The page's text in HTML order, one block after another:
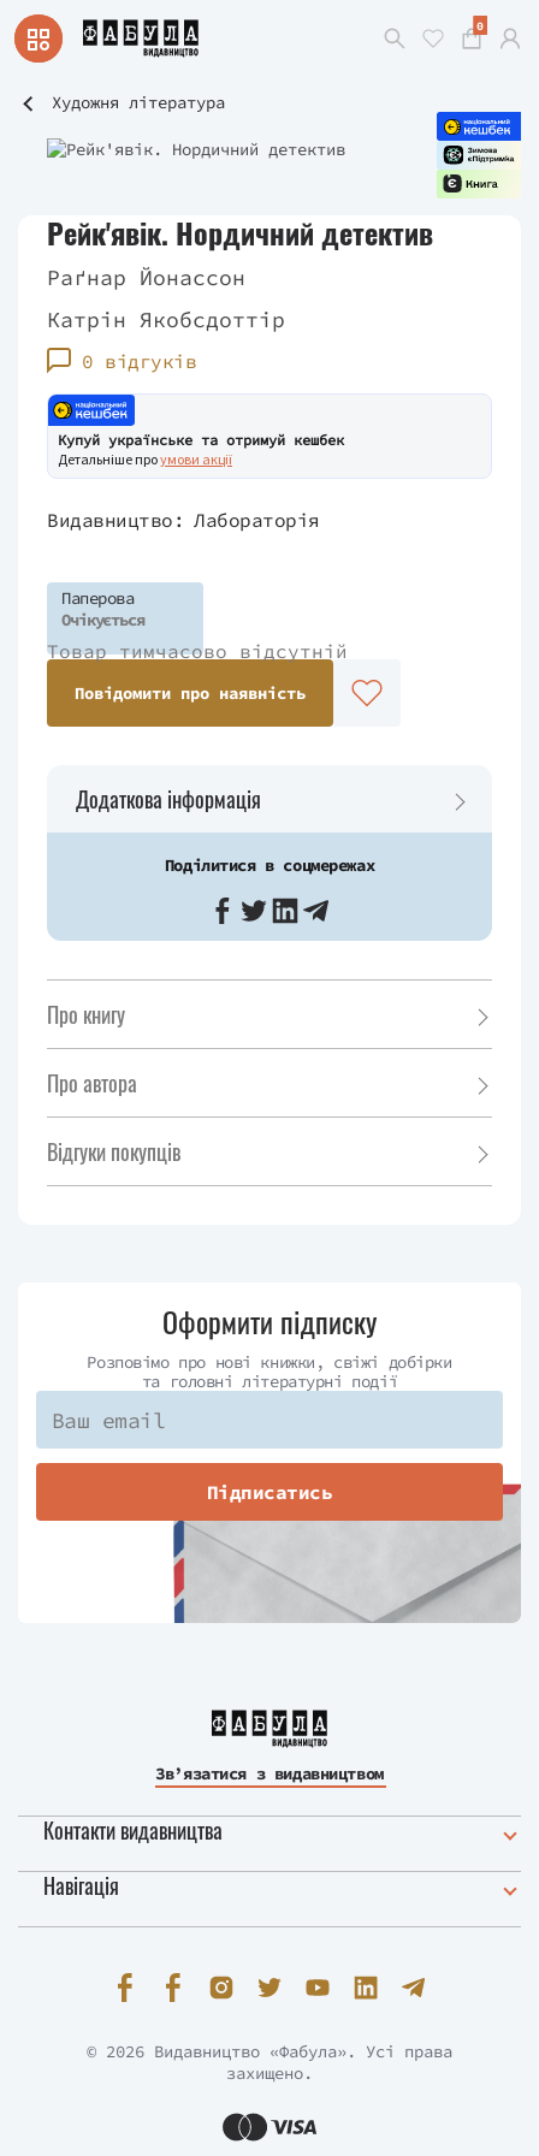
0
Художня література
Рейк'явік. Нордичний детектив
Раґнар Йонассон
Катрін Якобсдоттір
0 відгуків
Купуй українське та отримуй кешбек
Детальніше проумови акції
Видавництво: Лабораторія
Паперова
Очікується
Товар тимчасово відсутній
Повідомити про наявність
Додаткова інформація
Поділитися в соцмережах
Про книгу
Про автора
Відгуки покупців
Оформити підписку
Розповімо про нові книжки, свіжі добірки
та головні літературні події
Підписатись
Зв’язатися з видавництвом
Контакти видавництва
Навігація
© 2026 Видавництво «Фабула». Усі права
захищено.